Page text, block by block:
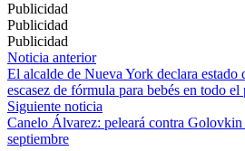
Publicidad
Publicidad
Publicidad
Navegación
de
entradas
Noticia anterior
El alcalde de Nueva York declara estado
escasez de fórmula para bebés en todo el
Siguiente noticia
Canelo Álvarez: peleará contra Golovkin
septiembre